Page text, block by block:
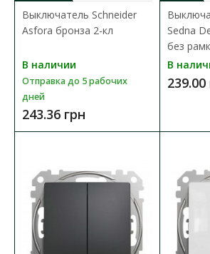
Выключатель Schneider Asfora
Доступность: В наличии
Выключатель Schneider
Asfora бронза 2-кл
В наличии
Отправка до 5 рабочих
дней
243.36 грн
Sedna
без
В
239.00